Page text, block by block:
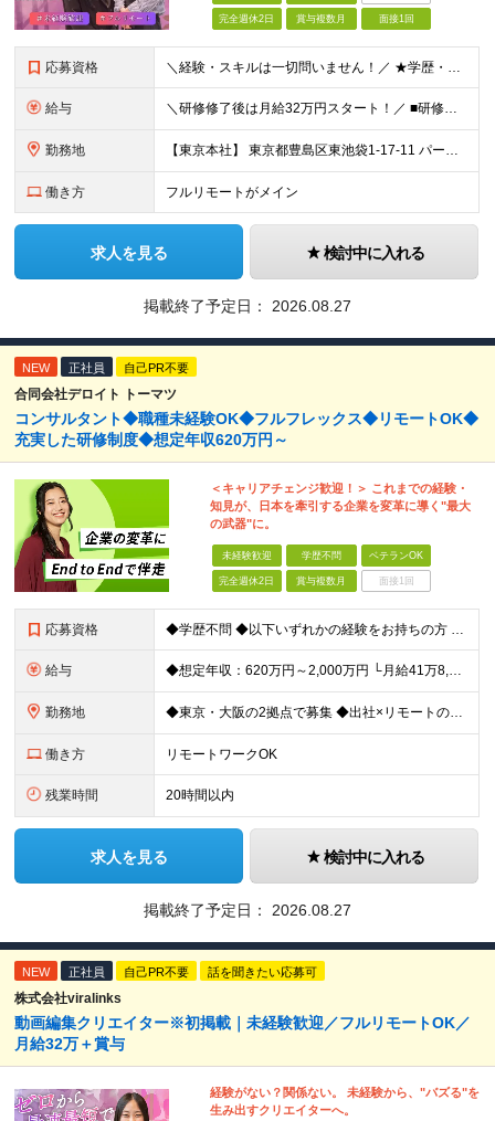
完全週休2日 賞与複数月 面接1回
応募資格 ＼経験・スキルは一切問いません！／ ★学歴・職歴不問 ★未経験・第二新卒歓迎！ ★正社員デビューも応援します！
給与 ＼研修修了後は月給32万円スタート！／ ■研修修了後 月給32万円＋賞与＋インセンティブ賞与 ※残業代は別途支給 ▽研修期間（6カ月）▽ 【経験者】 （営業・接客・マーケティングなどの経験をお持
勤務地 【東京本社】 東京都豊島区東池袋1-17-11 パークハイツ池袋
働き方 フルリモートがメイン
求人を見る 検討中に入れる
掲載終了予定日： 2026.08.27
NEW 正社員 自己PR不要
合同会社デロイト トーマツ
コンサルタント◆職種未経験OK◆フルフレックス◆リモートOK◆
充実した研修制度◆想定年収620万円～
＜キャリアチェンジ歓迎！＞ これまでの経験・
知見が、日本を牽引する企業を変革に導く"最大
の武器"に。
未経験歓迎 学歴不問 ベテランOK
完全週休2日 賞与複数月 面接1回
応募資格 ◆学歴不問 ◆以下いずれかの経験をお持ちの方 ・コンサルティングファームでの実務経験 ・SEとしての実務経験（要件定義などの上流工程を想定） ・事業会社でのプロジェクトの推進経験 └経営企画、事業企画
給与 ◆想定年収：620万円～2,000万円 └月給41万8,000円〜160万8,400円＋賞与 ※月給には、固定残業代（12万1,700円〜24万2,700円／1ヶ月あたり50時間分）を含みます 固
勤務地 ◆東京・大阪の2拠点で募集 ◆出社×リモートのハイブリッドワークOK 【東京｜二重橋オフィス】 東京都千代田区丸の内3-2-3 丸の内二重橋ビルディング 【大阪オフィス】 大阪府大阪市中央区今橋4
働き方 リモートワークOK
残業時間 20時間以内
求人を見る 検討中に入れる
掲載終了予定日： 2026.08.27
NEW 正社員 自己PR不要 話を聞きたい応募可
株式会社viralinks
動画編集クリエイター※初掲載｜未経験歓迎／フルリモートOK／
月給32万＋賞与
経験がない？関係ない。 未経験から、"バズる"を
生み出すクリエイターへ。